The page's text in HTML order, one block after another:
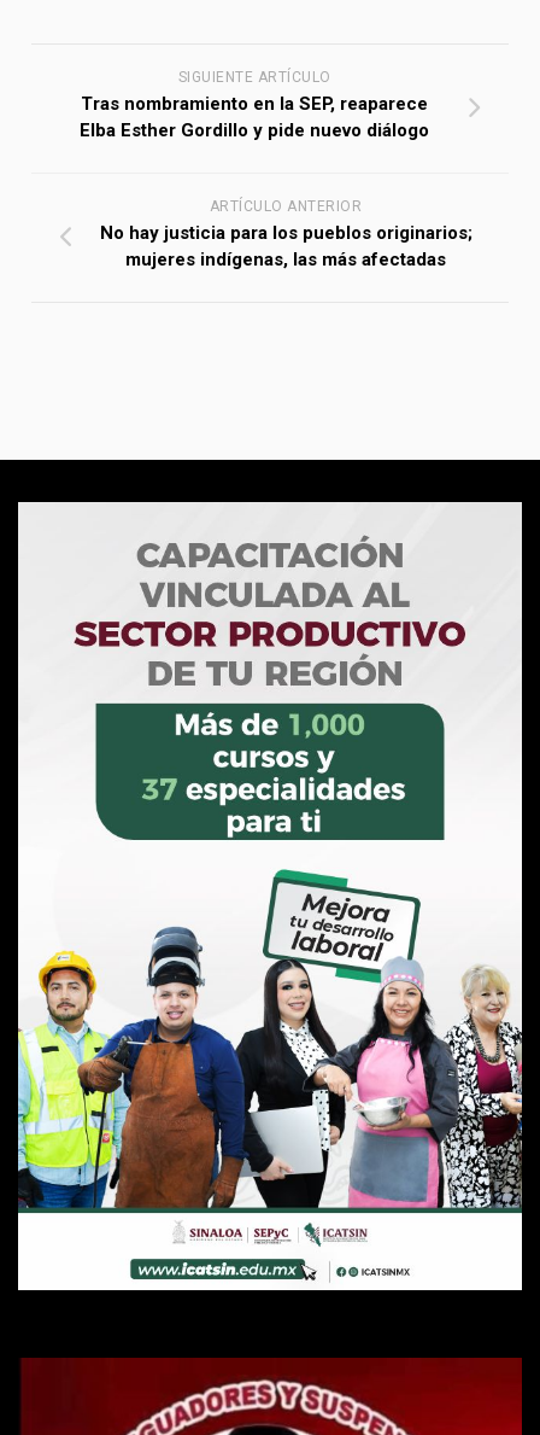
SIGUIENTE ARTÍCULO
Tras nombramiento en la SEP, reaparece
Elba Esther Gordillo y pide nuevo diálogo
ARTÍCULO ANTERIOR
No hay justicia para los pueblos originarios;
mujeres indígenas, las más afectadas